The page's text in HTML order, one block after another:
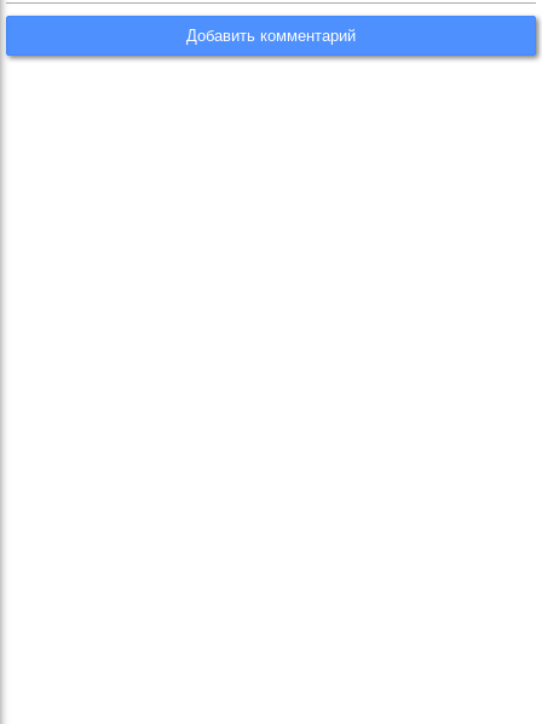
Добавить комментарий